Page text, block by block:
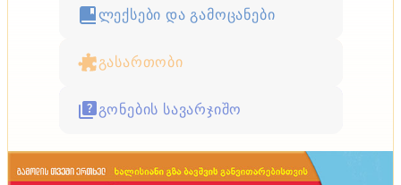
ლექსები და გამოცანები
გასართობი
გონების სავარჯიშო